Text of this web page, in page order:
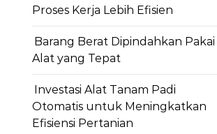
Proses Kerja Lebih Efisien
Barang Berat Dipindahkan Pakai
Alat yang Tepat
Investasi Alat Tanam Padi
Otomatis untuk Meningkatkan
Efisiensi Pertanian